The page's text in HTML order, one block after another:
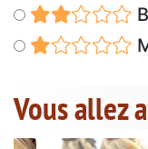
Vous allez